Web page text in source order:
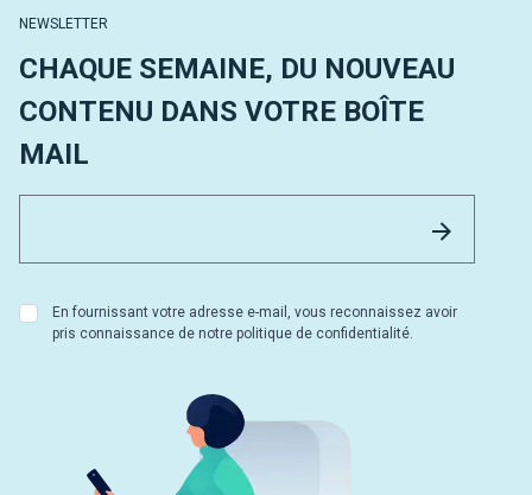
NEWSLETTER
CHAQUE SEMAINE, DU NOUVEAU
CONTENU DANS VOTRE BOÎTE
MAIL
En fournissant votre adresse e-mail, vous reconnaissez avoir
pris connaissance de notre politique de confidentialité.